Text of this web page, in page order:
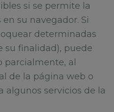
si se permite la
su navegador. Si
determinadas
su finalidad), puede
parcialmente, al
de la página web o
algunos servicios de la